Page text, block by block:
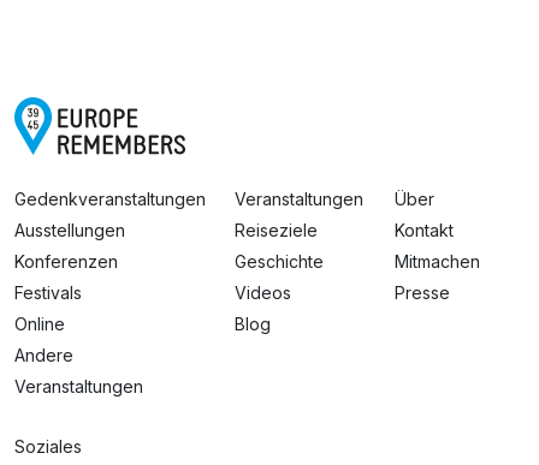
Gedenkveranstaltungen
Ausstellungen
Konferenzen
Festivals
Online
Andere
Veranstaltungen
Veranstaltungen
Reiseziele
Geschichte
Videos
Blog
Über
Kontakt
Mitmachen
Presse
Soziales